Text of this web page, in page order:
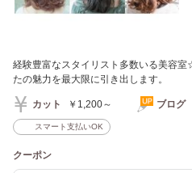
経験豊富なスタイリスト多数いる美容
たの魅力を最大限に引き出します。
カット ￥1,200～ ブログ
スマート支払いOK
クーポン